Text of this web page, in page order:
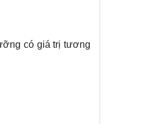
có giá trị tương